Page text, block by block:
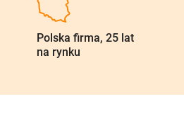
Polska firma, 25 lat
na rynku